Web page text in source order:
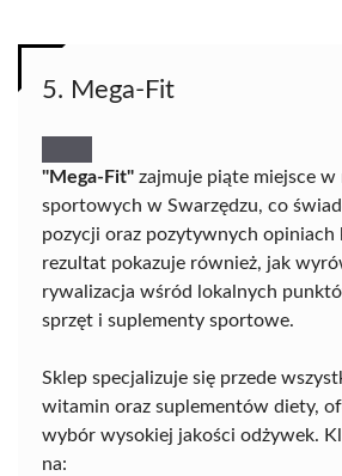
5. Mega-Fit
"Mega-Fit" zajmuje piąte miejsce
sportowych w Swarzędzu, co
pozycji oraz pozytywnych opiniach
rezultat pokazuje również, jak
rywalizacja wśród lokalnych
sprzęt i suplementy sportowe.
Sklep specjalizuje się przede
witamin oraz suplementów diety,
wybór wysokiej jakości odżywek.
na: